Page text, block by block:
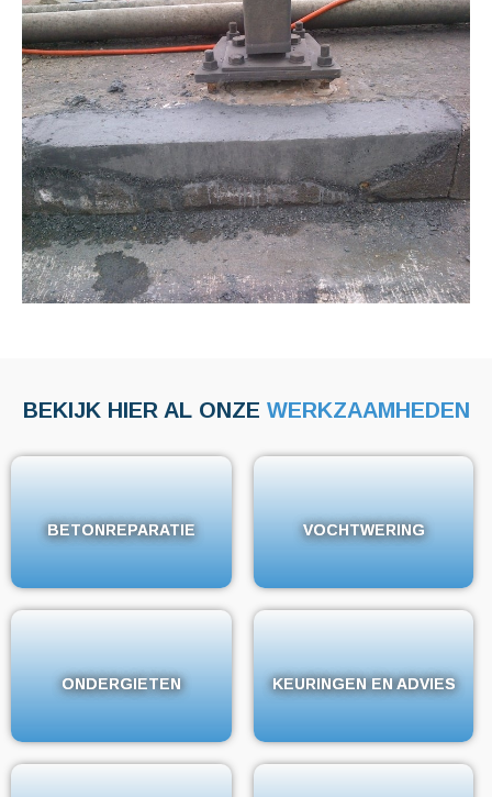
BEKIJK HIER AL ONZE WERKZAAMHEDEN
BETONREPARATIE
BETONREPARATIE VOCHTWERING
VOCHTWERING
ONDERGIETEN
ONDERGIETEN KEURINGEN EN ADVIES
KEURINGEN EN ADVIES